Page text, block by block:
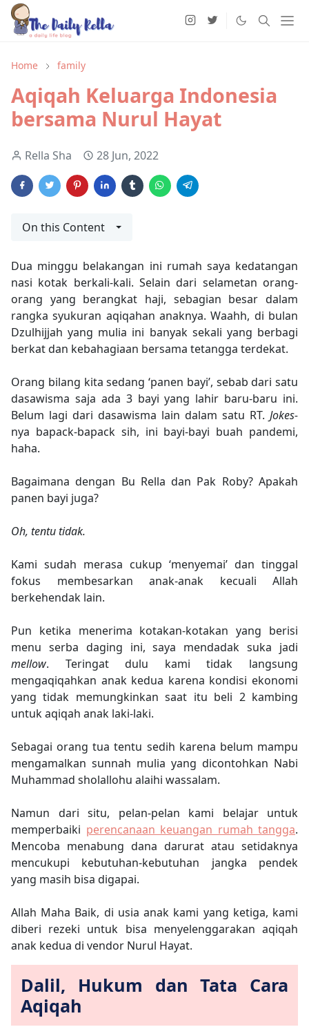
Home family
Aqiqah Keluarga Indonesia
bersama Nurul Hayat
Rella Sha 28 Jun, 2022
On this Content
Dua minggu belakangan ini rumah saya kedatangan
nasi kotak berkali-kali. Selain dari selametan orang-
orang yang berangkat haji, sebagian besar dalam
rangka syukuran aqiqahan anaknya. Waahh, di bulan
Dzulhijjah yang mulia ini banyak sekali yang berbagi
berkat dan kebahagiaan bersama tetangga terdekat.
Orang bilang kita sedang ‘panen bayi’, sebab dari satu
dasawisma saja ada 3 bayi yang lahir baru-baru ini.
Belum lagi dari dasawisma lain dalam satu RT. Jokes-
nya bapack-bapack sih, ini bayi-bayi buah pandemi,
haha.
Bagaimana dengan Bu Rella dan Pak Roby? Apakah
panen bayi juga?
Oh, tentu tidak.
Kami sudah merasa cukup ‘menyemai’ dan tinggal
fokus membesarkan anak-anak kecuali Allah
berkehendak lain.
Pun ketika menerima kotakan-kotakan yang berisi
menu serba daging ini, saya mendadak suka jadi
mellow. Teringat dulu kami tidak langsung
mengaqiqahkan anak kedua karena kondisi ekonomi
yang tidak memungkinkan saat itu beli 2 kambing
untuk aqiqah anak laki-laki.
Sebagai orang tua tentu sedih karena belum mampu
mengamalkan sunnah mulia yang dicontohkan Nabi
Muhammad sholallohu alaihi wassalam.
Namun dari situ, pelan-pelan kami belajar untuk
memperbaiki perencanaan keuangan rumah tangga.
Mencoba menabung dana darurat atau setidaknya
mencukupi kebutuhan-kebutuhan jangka pendek
yang masih bisa digapai.
Allah Maha Baik, di usia anak kami yang ketiga, kami
diberi rezeki untuk bisa menyelenggarakan aqiqah
anak kedua di vendor Nurul Hayat.
Dalil, Hukum dan Tata Cara
Aqiqah